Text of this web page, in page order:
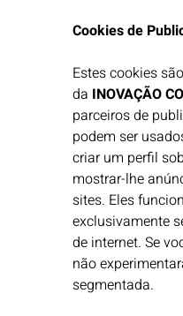
Cookies de
Estes cookies
da INOVAÇÃO
parceiros de
podem ser
criar um perfil
mostrar-lhe
sites. Eles
exclusivamente
de internet. Se
não
segmentada.